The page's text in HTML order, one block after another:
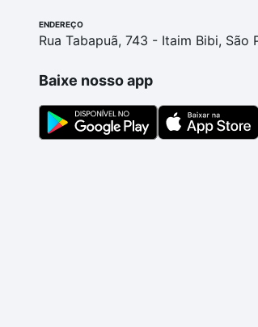
ENDEREÇO
Rua Tabapuã, 743 - Itaim Bibi, São
Baixe nosso app